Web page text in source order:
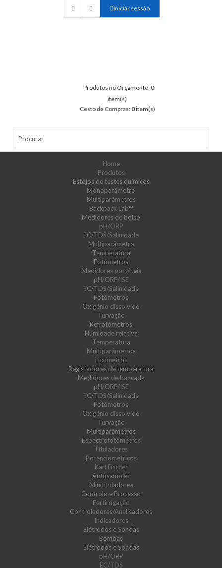
Iniciar sessão
Produtos no Orçamento: 0
item(s)
Cesto de Compras: 0item(s)
Home
Produtos
Estojos de testes químicos
Monoparâmetro
Multiparâmetros
Backpack Lab™
Medidores de bolso
pH/ORP
EC/TDS/Salinidade
Multiparâmetro
Temperatura
Fotómetros
Medidores portáteis
pH/ORP/ISE
EC/TDS/Salinidade
Fotómetros
Oxigénio dissolvido
Turvação
Refratómetros
Humidade relativa
Temperatura
Multiparâmetros
Luxímetros
Registadores de temperatura
Medidores de bancada
pH/ORP/ISE
EC/TDS/Salinidade
Fotómetros
Oxigénio dissolvido
Turvação
Multiparâmetros
Espectrofotómetros
Tituladores
Potenciométricos
Karl Fischer
Autosampler
Minitituladores
Controlo e Processo
Fertirrigação
Controladores/Analisadores
Indicadores
Elétrodos e Sondas
Bombas
Elétrodos e Sondas
pH/ORP
EC/TDS